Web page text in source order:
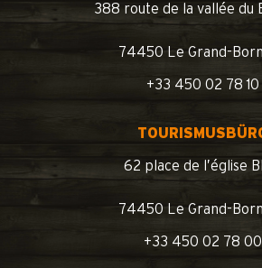
388 route de la vallée du
74450 Le Grand-
+33 450 02 78 10
62 place de l’église
74450 Le Grand-
+33 450 02 78 00